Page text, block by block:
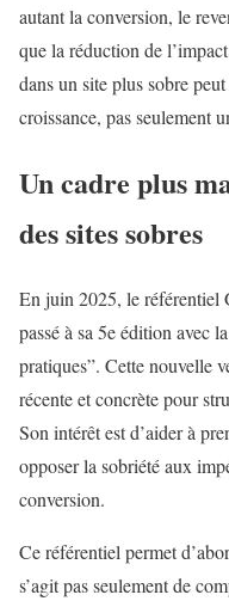
autant la conversion, le
que la réduction de
dans un site plus sobre
croissance, pas seulement
Un cadre plus
des sites sobres
En juin 2025, le référentiel
passé à sa 5e édition avec
pratiques”. Cette nouvelle
récente et concrète pour
Son intérêt est d’aider à
opposer la sobriété aux
conversion.
Ce référentiel permet
s’agit pas seulement de